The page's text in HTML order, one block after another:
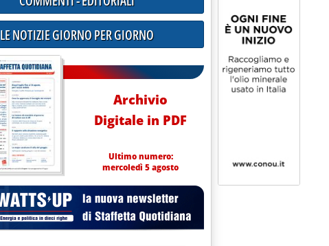
LE NOTIZIE GIORNO PER GIORNO
Archivio
Digitale in PDF
Ultimo numero:
mercoledì 5 agosto